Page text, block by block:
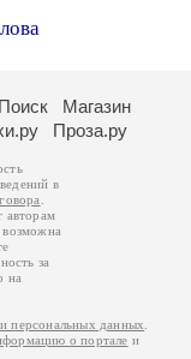
Поиск
Магазин
Проза.ру
в
авторам
возможна
за
на
персональных данных
о портале и